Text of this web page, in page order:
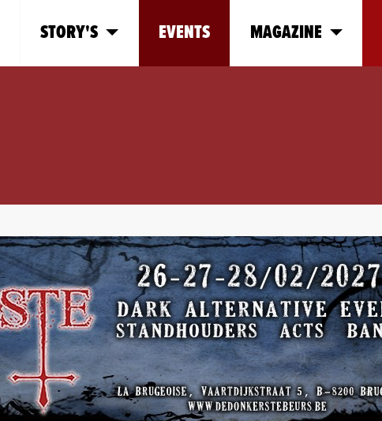
STORY'S EVENTS MAGAZINE